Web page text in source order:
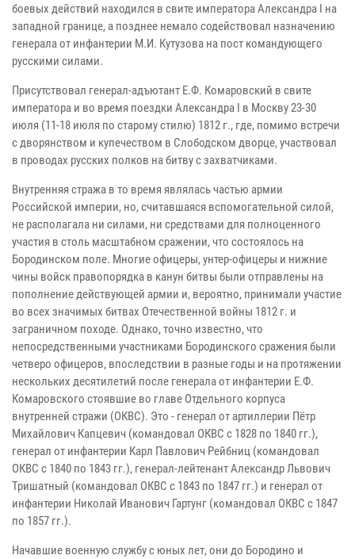
боевых действий находился в свите императора Александра I на
западной границе, а позднее немало содействовал назначению
генерала от инфантерии М.И. Кутузова на пост командующего
русскими силами.
Присутствовал генерал-адъютант Е.Ф. Комаровский в свите
императора и во время поездки Александра I в Москву 23-30
июля (11-18 июля по старому стилю) 1812 г., где, помимо встречи
с дворянством и купечеством в Слободском дворце, участвовал
в проводах русских полков на битву с захватчиками.
Внутренняя стража в то время являлась частью армии
Российской империи, но, считавшаяся вспомогательной силой,
не располагала ни силами, ни средствами для полноценного
участия в столь масштабном сражении, что состоялось на
Бородинском поле. Многие офицеры, унтер-офицеры и нижние
чины войск правопорядка в канун битвы были отправлены на
пополнение действующей армии и, вероятно, принимали участие
во всех значимых битвах Отечественной войны 1812 г. и
заграничном походе. Однако, точно известно, что
непосредственными участниками Бородинского сражения были
четверо офицеров, впоследствии в разные годы и на протяжении
нескольких десятилетий после генерала от инфантерии Е.Ф.
Комаровского стоявшие во главе Отдельного корпуса
внутренней стражи (ОКВС). Это - генерал от артиллерии Пётр
Михайлович Капцевич (командовал ОКВС с 1828 по 1840 гг.),
генерал от инфантерии Карл Павлович Рейбниц (командовал
ОКВС с 1840 по 1843 гг.), генерал-лейтенант Александр Львович
Тришатный (командовал ОКВС с 1843 по 1847 гг.) и генерал от
инфантерии Николай Иванович Гартунг (командовал ОКВС с 1847
по 1857 гг.).
Начавшие военную службу с юных лет, они до Бородино и